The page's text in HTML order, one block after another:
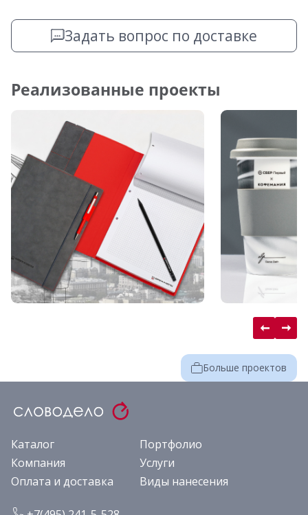
Задать вопрос по доставке
Реализованные проекты
Больше проектов
Каталог
Портфолио
Компания
Услуги
Оплата и доставка
Виды нанесения